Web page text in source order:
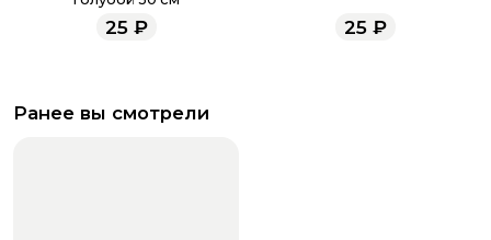
25₽ 25₽
Ранее вы смотрели